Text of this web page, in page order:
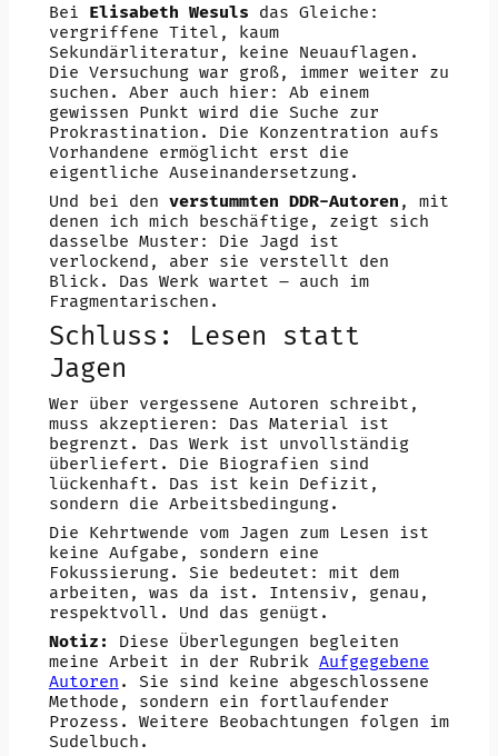
Bei Elisabeth Wesuls das Gleiche:
vergriffene Titel, kaum
Sekundärliteratur, keine Neuauflagen.
Die Versuchung war groß, immer weiter zu
suchen. Aber auch hier: Ab einem
gewissen Punkt wird die Suche zur
Prokrastination. Die Konzentration aufs
Vorhandene ermöglicht erst die
eigentliche Auseinandersetzung.
Und bei den verstummten DDR-Autoren , mit
denen ich mich beschäftige, zeigt sich
dasselbe Muster: Die Jagd ist
verlockend, aber sie verstellt den
Blick. Das Werk wartet – auch im
Fragmentarischen.
Schluss: Lesen statt
Jagen
Wer über vergessene Autoren schreibt,
muss akzeptieren: Das Material ist
begrenzt. Das Werk ist unvollständig
überliefert. Die Biografien sind
lückenhaft. Das ist kein Defizit,
sondern die Arbeitsbedingung.
Die Kehrtwende vom Jagen zum Lesen ist
keine Aufgabe, sondern eine
Fokussierung. Sie bedeutet: mit dem
arbeiten, was da ist. Intensiv, genau,
respektvoll. Und das genügt.
Notiz:
Diese Überlegungen begleiten
meine Arbeit in der Rubrik Aufgegebene
Autoren . Sie sind keine abgeschlossene
Methode, sondern ein fortlaufender
Prozess. Weitere Beobachtungen folgen im
Sudelbuch.